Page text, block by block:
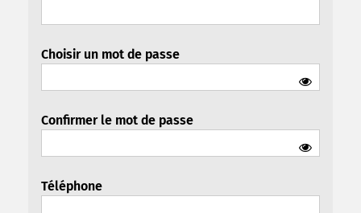
Choisir un mot de passe
Confirmer le mot de passe
Téléphone